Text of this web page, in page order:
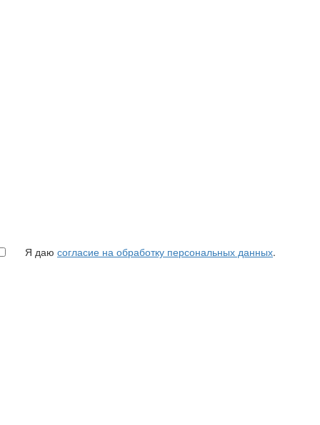
Я даю согласие на обработку персональных данных.